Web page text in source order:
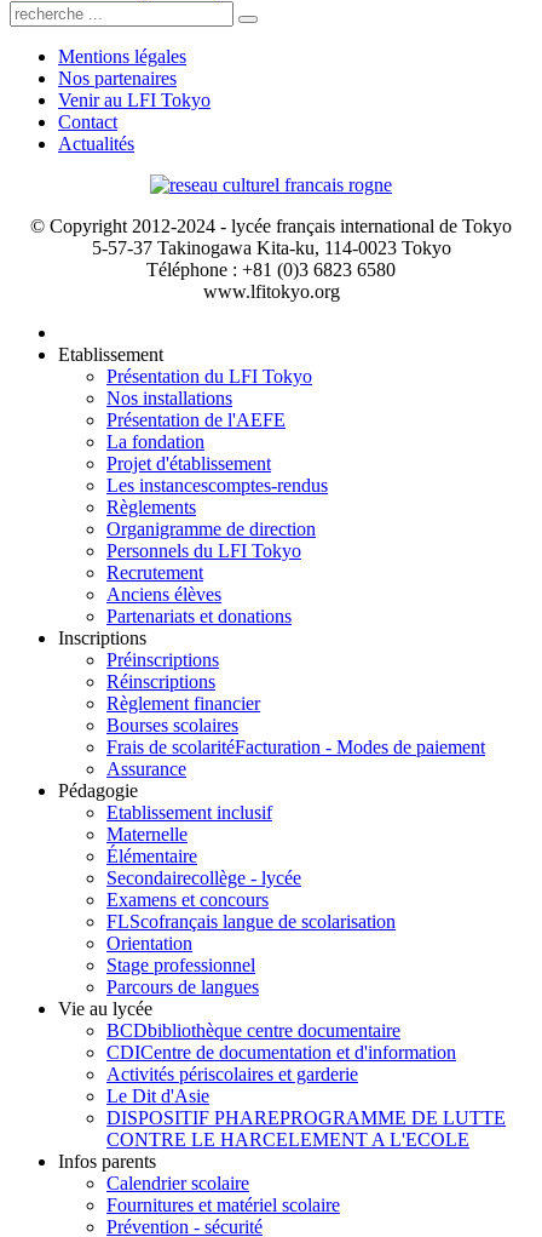
Mentions légales
Nos partenaires
Venir au LFI Tokyo
Contact
Actualités
© Copyright 2012-2024 - lycée français international de Tokyo
5-57-37 Takinogawa Kita-ku, 114-0023 Tokyo
Téléphone : +81 (0)3 6823 6580
www.lfitokyo.org
Etablissement
Présentation du LFI Tokyo
Nos installations
Présentation de l'AEFE
La fondation
Projet d'établissement
Les instancescomptes-rendus
Règlements
Organigramme de direction
Personnels du LFI Tokyo
Recrutement
Anciens élèves
Partenariats et donations
Inscriptions
Préinscriptions
Réinscriptions
Règlement financier
Bourses scolaires
Frais de scolaritéFacturation - Modes de paiement
Assurance
Pédagogie
Etablissement inclusif
Maternelle
Élémentaire
Secondairecollège - lycée
Examens et concours
FLScofrançais langue de scolarisation
Orientation
Stage professionnel
Parcours de langues
Vie au lycée
BCDbibliothèque centre documentaire
CDICentre de documentation et d'information
Activités périscolaires et garderie
Le Dit d'Asie
DISPOSITIF PHAREPROGRAMME DE LUTTE
CONTRE LE HARCELEMENT A L'ECOLE
Infos parents
Calendrier scolaire
Fournitures et matériel scolaire
Prévention - sécurité